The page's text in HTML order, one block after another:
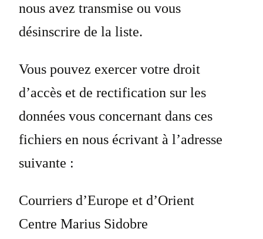
nous avez transmise ou vous
désinscrire de la liste.
Vous pouvez exercer votre droit
d’accès et de rectification sur les
données vous concernant dans ces
fichiers en nous écrivant à l’adresse
suivante :
Courriers d’Europe et d’Orient
Centre Marius Sidobre